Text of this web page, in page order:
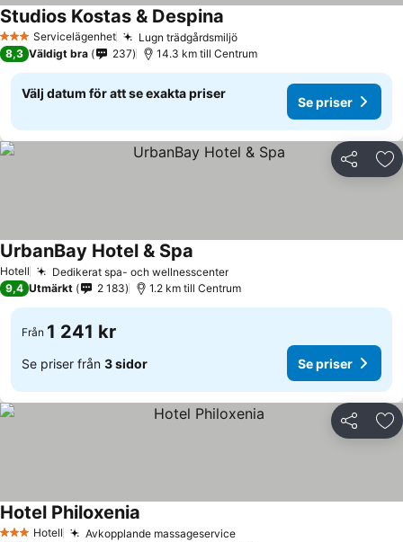
3 StjärnorServicelägenhet Lugn trädgårdsmiljö
Studios Kostas & Despina
8,3 Väldigt bra 237 14.3 km till Centrum
Välj datum för att se exakta priser
Se priser
Dela
Hotell Dedikerat spa- och wellnesscenter
UrbanBay Hotel & Spa
9,4 Utmärkt 2 183 1.2 km till Centrum
Från 1 241 kr
Se priser från 3 sidor Se priser
Dela
3 StjärnorHotell Avkopplande massageservice
Hotel Philoxenia